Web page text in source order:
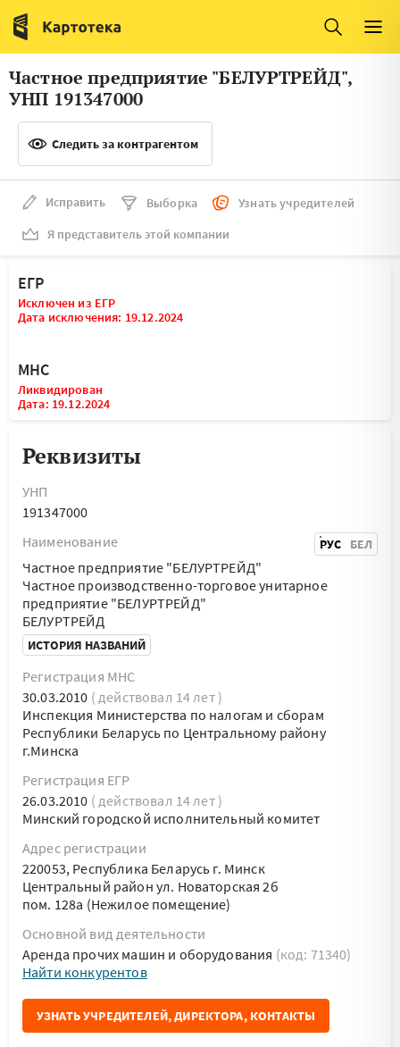
Италия
Люксембург
Литва
Латвия
Словения
Франция
Финляндия
Швеция
Мальта
Частное предприятие "БЕЛУРТРЕЙД",
УНП 191347000
Следить за контрагентом
Исправить Выборка
Узнать учредителей
Я представитель этой компании
ЕГР
Исключен из ЕГР
Дата исключения: 19.12.2024
МНС
Ликвидирован
Дата: 19.12.2024
Реквизиты
УНП
191347000
Наименование
РУС БЕЛ
Частное предприятие "БЕЛУРТРЕЙД"
Частное производственно-торговое унитарное
предприятие "БЕЛУРТРЕЙД"
БЕЛУРТРЕЙД
ИСТОРИЯ НАЗВАНИЙ
Регистрация МНС
30.03.2010 ( действовал 14 лет )
Инспекция Министерства по налогам и сборам
Республики Беларусь по Центральному району
г.Минска
Регистрация ЕГР
26.03.2010 ( действовал 14 лет )
Минский городской исполнительный комитет
Адрес регистрации
220053, Республика Беларусь г. Минск
Центральный район ул. Новаторская 2б
пом. 128а (Нежилое помещение)
Основной вид деятельности
Аренда прочих машин и оборудования (код: 71340)
Найти конкурентов
УЗНАТЬ УЧРЕДИТЕЛЕЙ, ДИРЕКТОРА, КОНТАКТЫ